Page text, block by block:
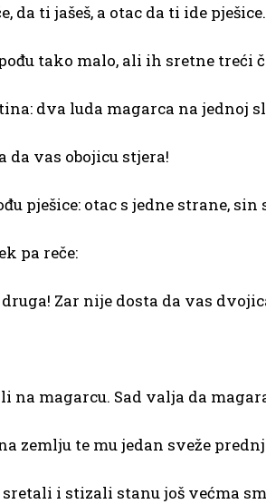
da ti jašeš, a otac da ti ide
tako malo, ali ih sretne treći
dva luda magarca na jednoj
da vas obojicu stjera!
pješice: otac s jedne strane,
pa reče:
Zar nije dosta da vas
na magarcu. Sad valja da
zemlju te mu jedan sveže
i stizali stanu još većma